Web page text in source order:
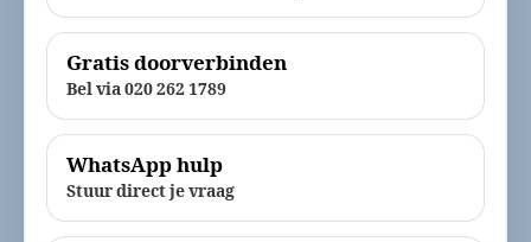
Gratis doorverbinden
Bel via 020 262 1789
WhatsApp hulp
Stuur direct je vraag